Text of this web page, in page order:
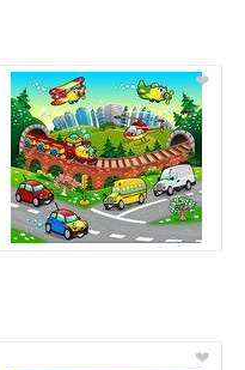
❤
❤